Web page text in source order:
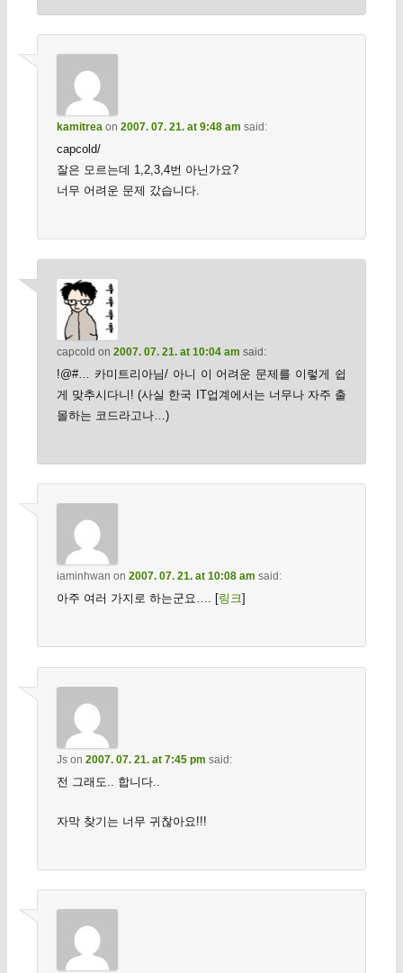
kamitreaon 2007. 07. 21. at 9:48 am said:
capcold/
잘은 모르는데 1,2,3,4번 아닌가요?
너무 어려운 문제 갔습니다.
capcold on 2007. 07. 21. at 10:04 am said:
!@#… 카미트리아님/ 아니 이 어려운 문제를 이렇게 쉽
게 맞추시다니! (사실 한국 IT업계에서는 너무나 자주 출
몰하는 코드라고나…)
iaminhwan on 2007. 07. 21. at 10:08 am said:
아주 여러 가지로 하는군요…. [링크]
Json 2007. 07. 21. at 7:45 pm said:
전 그래도.. 합니다..
자막 찾기는 너무 귀찮아요!!!